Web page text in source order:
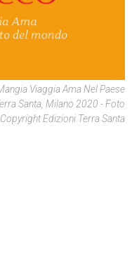
Viaggia Ama Nel Paese
Santa, Milano 2020 - Foto
Copyright Edizioni Terra Santa